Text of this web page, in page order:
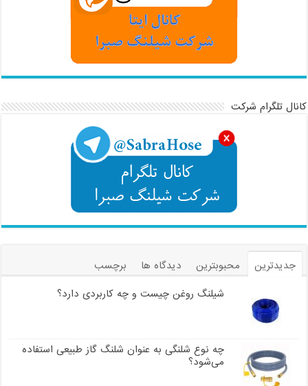
تلگرام شرکت
جدیدترین محبوبترین دیدگاه ها
برچسب
شیلنگ روغن چیست و چه کاربردی دارد؟
چه نوع شلنگی به عنوان شلنگ گاز طبیعی استفاده
می‌شود؟